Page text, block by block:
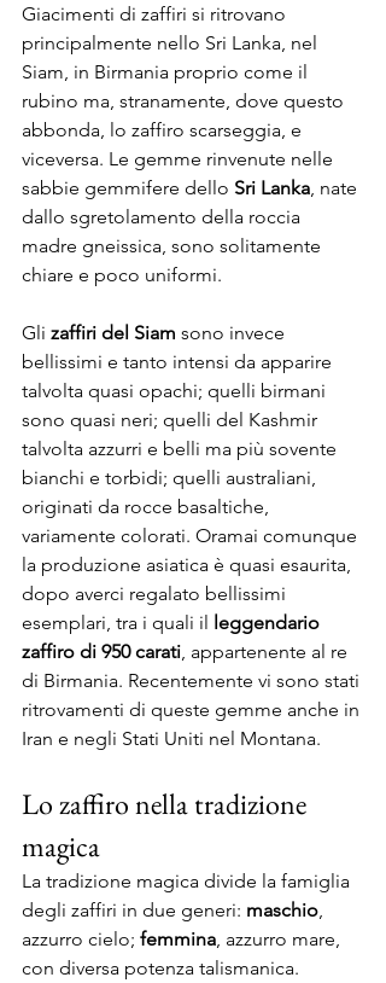
Giacimenti di zaffiri si ritrovano
principalmente nello Sri Lanka, nel
Siam, in Birmania proprio come il
rubino ma, stranamente, dove questo
abbonda, lo zaffiro scarseggia, e
viceversa. Le gemme rinvenute nelle
sabbie gemmifere dello Sri Lanka , nate
dallo sgretolamento della roccia
madre gneissica, sono solitamente
chiare e poco uniformi.
Gli zaffiri del Siam sono invece
bellissimi e tanto intensi da apparire
talvolta quasi opachi; quelli birmani
sono quasi neri; quelli del Kashmir
talvolta azzurri e belli ma più sovente
bianchi e torbidi; quelli australiani,
originati da rocce basaltiche,
variamente colorati. Oramai comunque
la produzione asiatica è quasi esaurita,
dopo averci regalato bellissimi
esemplari, tra i quali il leggendario
zaffiro di 950 carati , appartenente al re
di Birmania. Recentemente vi sono stati
ritrovamenti di queste gemme anche in
Iran e negli Stati Uniti nel Montana.
Lo zaffiro nella tradizione
magica
La tradizione magica divide la famiglia
degli zaffiri in due generi: maschio
azzurro cielo; femmina , azzurro mare,
con diversa potenza talismanica.